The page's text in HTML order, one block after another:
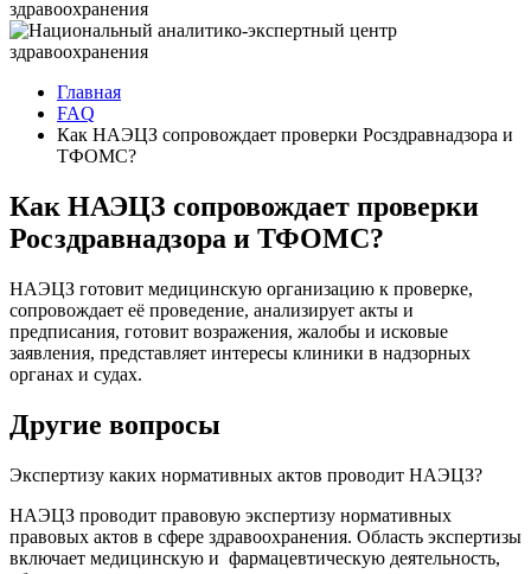
Главная
FAQ
Как НАЭЦЗ сопровождает проверки Росздравнадзора и
ТФОМС?
Как НАЭЦЗ сопровождает проверки
Росздравнадзора и ТФОМС?
НАЭЦЗ готовит медицинскую организацию к проверке,
сопровождает её проведение, анализирует акты и
предписания, готовит возражения, жалобы и исковые
заявления, представляет интересы клиники в надзорных
органах и судах.
Другие вопросы
Экспертизу каких нормативных актов проводит НАЭЦЗ?
НАЭЦЗ проводит правовую экспертизу нормативных
правовых актов в сфере здравоохранения. Область экспертизы
включает медицинскую и фармацевтическую деятельность,